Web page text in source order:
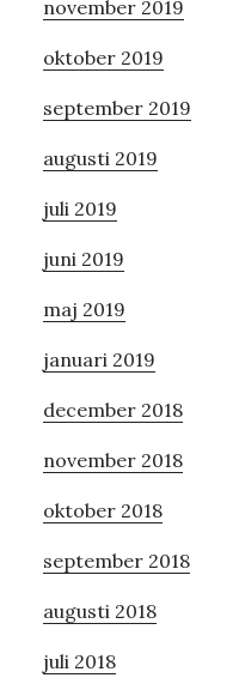
november 2019
oktober 2019
september 2019
augusti 2019
juli 2019
juni 2019
maj 2019
januari 2019
december 2018
november 2018
oktober 2018
september 2018
augusti 2018
juli 2018